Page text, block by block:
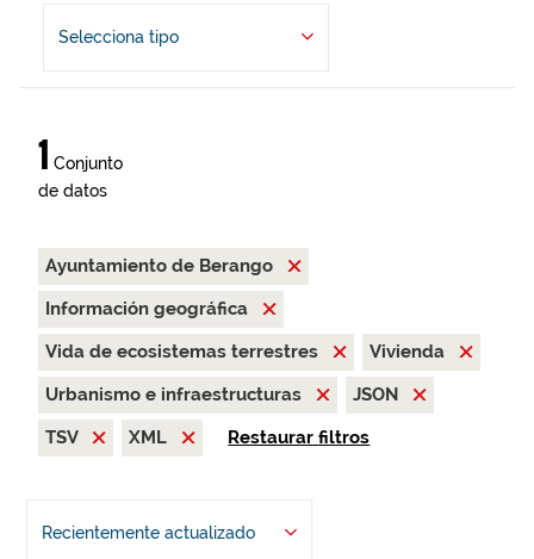
Selecciona tipo
1 Conjunto
de datos
Ayuntamiento de Berango
Información geográfica
Vida de ecosistemas terrestres
Vivienda
Urbanismo e infraestructuras
JSON
TSV
XML Restaurar filtros
Recientemente actualizado